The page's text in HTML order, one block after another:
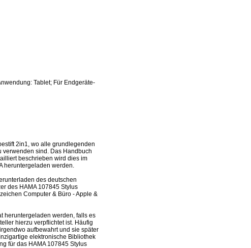
Tablet; Für Endgeräte-
2in1, wo alle grundlegenden
verwenden sind. Das Handbuch
beschrieben wird dies im
heruntergeladen werden.
des deutschen
des HAMA 107845 Stylus
Computer & Büro - Apple &
heruntergeladen werden, falls es
hierzu verpflichtet ist. Häufig
aufbewahrt und sie später
elektronische Bibliothek
für das HAMA 107845 Stylus